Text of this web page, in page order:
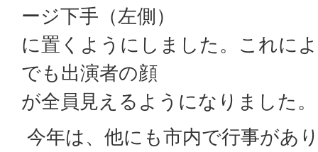
ージ下手（左側）
に置くようにしました。これに
でも出演者の顔
が全員見えるようになりました。
今年は、他にも市内で行事があ